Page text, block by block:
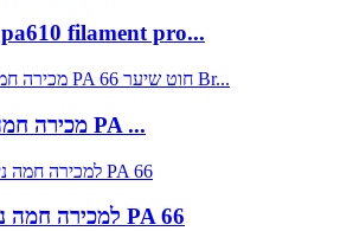
מכירה חמה pa610 filament pro...
מכירה חמה ניילון נימה PA ...
למכירה חמה נימה מברשת PA 66